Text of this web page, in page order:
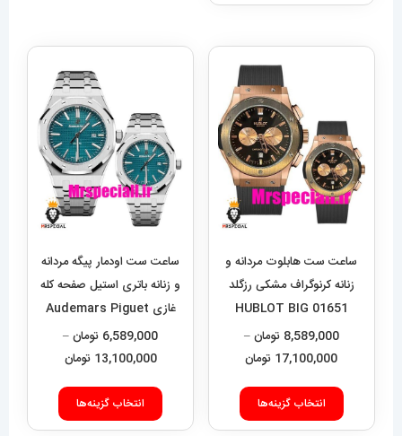
ساعت ست هابلوت مردانه و
زنانه کرنوگراف مشکی رزگلد
01651 HUBLOT BIG
BANG
8,589,000 تومان–
17,100,000 تومانمحدوده
تا
انتخاب گزینه‌ها
این
محصول
ساعت ست اودمار پیگه مردانه
و زنانه باتری استیل صفحه کله
غازی Audemars Piguet
Royal 01572
6,589,000 تومان–
13,100,000 تومانمحدوده
تا
انتخاب گزینه‌ها
این
محصول